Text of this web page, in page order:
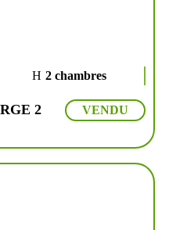
2 chambres
2 VENDU